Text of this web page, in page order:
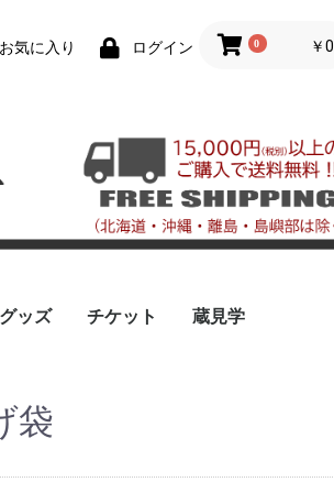
お気に入り ログイン 0 ￥0
ッズ チケット 蔵見学
袋